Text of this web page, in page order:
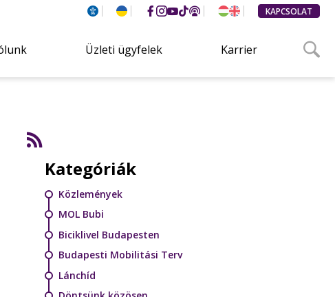
KAPCSOLAT
Üzleti ügyfelek Karrier
Kategóriák
Közlemények
MOL Bubi
Biciklivel Budapesten
Budapesti Mobilitási Terv
Lánchíd